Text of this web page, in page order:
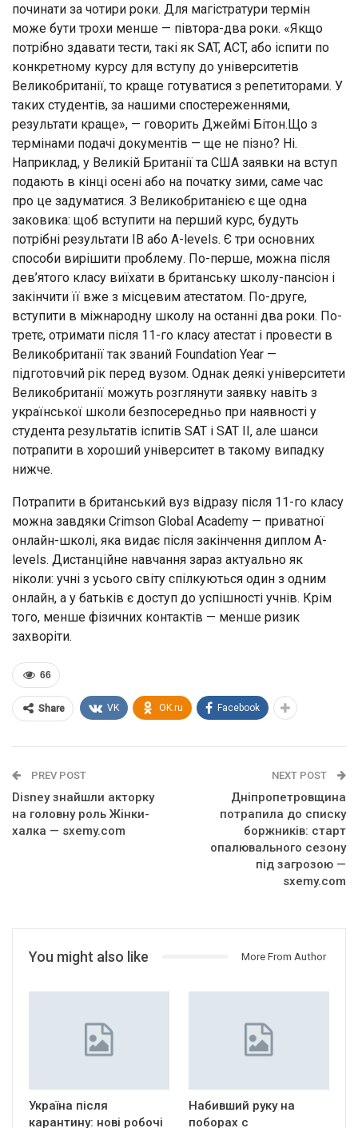
починати за чотири роки. Для магістратури термін
може бути трохи менше — півтора-два роки. «Якщо
потрібно здавати тести, такі як SAT, ACT, або іспити по
конкретному курсу для вступу до університетів
Великобританії, то краще готуватися з репетиторами. У
таких студентів, за нашими спостереженнями,
результати краще», — говорить Джеймі Бітон.Що з
термінами подачі документів — ще не пізно? Ні.
Наприклад, у Великій Британії та США заявки на вступ
подають в кінці осені або на початку зими, саме час
про це задуматися. З Великобританією є ще одна
заковика: щоб вступити на перший курс, будуть
потрібні результати IB або A-levels. Є три основних
способи вирішити проблему. По-перше, можна після
дев’ятого класу виїхати в британську школу-пансіон і
закінчити її вже з місцевим атестатом. По-друге,
вступити в міжнародну школу на останні два роки. По-
третє, отримати після 11-го класу атестат і провести в
Великобританії так званий Foundation Year —
підготовчий рік перед вузом. Однак деякі університети
Великобританії можуть розглянути заявку навіть з
української школи безпосередньо при наявності у
студента результатів іспитів SAT і SAT II, ​​але шанси
потрапити в хороший університет в такому випадку
нижче.
Потрапити в британський вуз відразу після 11-го класу
можна завдяки Crimson Global Academy — приватної
онлайн-школі, яка видає після закінчення диплом A-
levels. Дистанційне навчання зараз актуально як
ніколи: учні з усього світу спілкуються один з одним
онлайн, а у батьків є доступ до успішності учнів. Крім
того, менше фізичних контактів — менше ризик
захворіти.
66
Share VK OK.ru Facebook
PREV POST
Disney знайшли акторку
на головну роль Жінки-
халка — sxemy.com
NEXT POST
Дніпропетровщина
потрапила до списку
боржників: старт
опалювального сезону
під загрозою —
sxemy.com
You might also like More From Author
Україна після
карантину: нові робочі
Набивший руку на
поборах с